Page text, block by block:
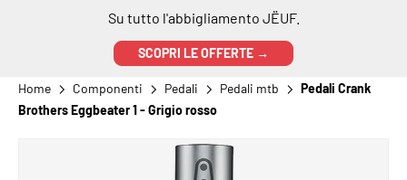
Su tutto l'abbigliamento JËUF.
SCOPRI LE OFFERTE →
Home Componenti Pedali Pedali mtb
Pedali Crank
Brothers Eggbeater 1 - Grigio rosso
PASSA ALLE INFORMAZIONI SUL PRODOTTO